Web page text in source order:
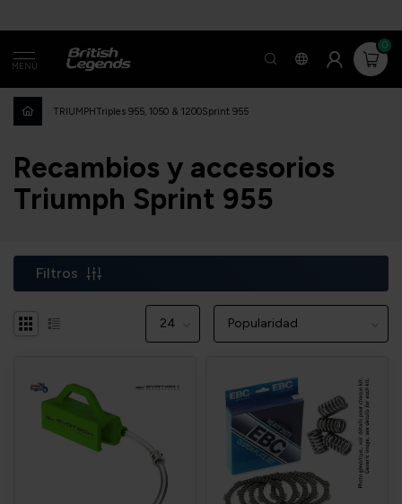
MENÚ
0
TRIUMPHTriples 955, 1050 & 1200Sprint 955
Recambios y accesorios
Triumph Sprint 955
Filtros